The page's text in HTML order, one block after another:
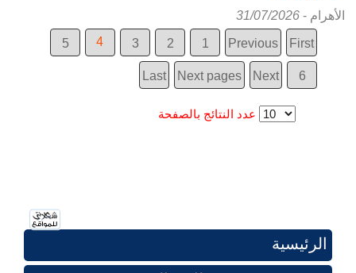
الأهرام -
31/07/2026
First
Previous
1
2
3
4
5
6
Next
Next pages
Last
عدد النتائج بالصفحة
الرئيسية